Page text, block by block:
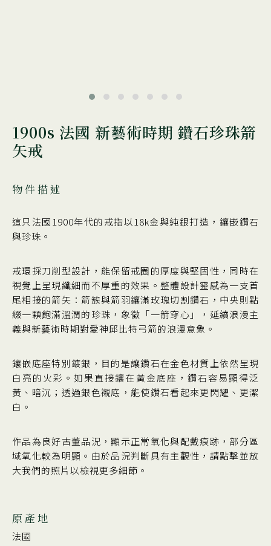
1900s 法國 新藝術時期 鑽石珍珠箭
矢戒
物件描述
這只法國1900年代的戒指以18k金與純銀打造，鑲嵌鑽石
與珍珠。
戒環採刀削型設計，能保留戒圈的厚度與堅固性，同時在
視覺上呈現纖細而不厚重的效果。整體設計靈感為一支首
尾相接的箭矢：箭簇與箭羽鑲滿玫瑰切割鑽石，中央則點
綴一顆飽滿溫潤的珍珠，象徵「一箭穿心」，延續浪漫主
義與新藝術時期對愛神邱比特弓箭的浪漫意象。
鑲嵌底座特別鍍銀，目的是讓鑽石在金色材質上依然呈現
白亮的火彩。如果直接鑲在黃金底座，鑽石容易顯得泛
黃、暗沉；透過銀色襯底，能使鑽石看起來更閃耀、更潔
白。
作品為良好古董品況，顯示正常氧化與配戴痕跡，部分區
域氧化較為明顯。由於品況判斷具有主觀性，請點擊並放
大我們的照片以檢視更多細節。
原產地
法國